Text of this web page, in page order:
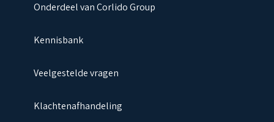
Onderdeel van Corlido Group
Kennisbank
Veelgestelde vragen
Klachtenafhandeling